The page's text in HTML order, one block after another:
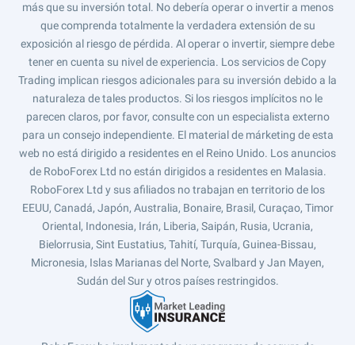
más que su inversión total. No debería operar o invertir a menos
que comprenda totalmente la verdadera extensión de su
exposición al riesgo de pérdida. Al operar o invertir, siempre debe
tener en cuenta su nivel de experiencia. Los servicios de Copy
Trading implican riesgos adicionales para su inversión debido a la
naturaleza de tales productos. Si los riesgos implícitos no le
parecen claros, por favor, consulte con un especialista externo
para un consejo independiente. El material de márketing de esta
web no está dirigido a residentes en el Reino Unido. Los anuncios
de RoboForex Ltd no están dirigidos a residentes en Malasia.
RoboForex Ltd y sus afiliados no trabajan en territorio de los
EEUU, Canadá, Japón, Australia, Bonaire, Brasil, Curaçao, Timor
Oriental, Indonesia, Irán, Liberia, Saipán, Rusia, Ucrania,
Bielorrusia, Sint Eustatius, Tahití, Turquía, Guinea-Bissau,
Micronesia, Islas Marianas del Norte, Svalbard y Jan Mayen,
Sudán del Sur y otros países restringidos.